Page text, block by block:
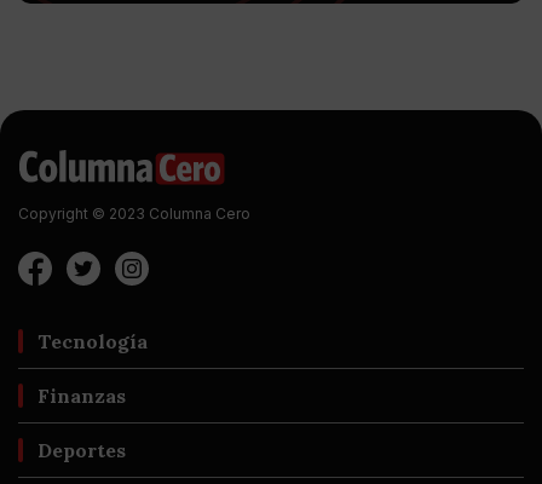
Copyright © 2023 Columna Cero
Tecnología
Finanzas
Deportes